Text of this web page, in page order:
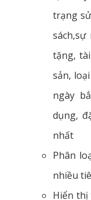
trạng
sách,sự
tặng,
sản,
ngày
dụng,
nhất
Phân
nhiều
Hiển thị